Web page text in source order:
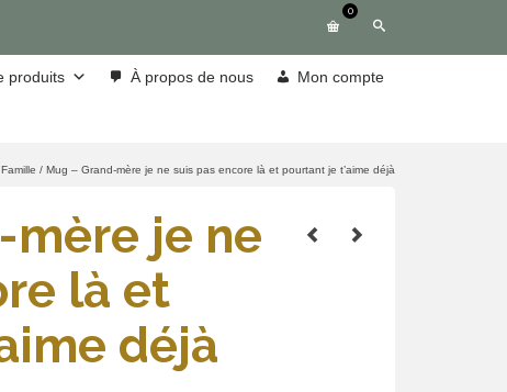
0
produits À propos de nous Mon compte
/ Mug – Grand-mère je ne suis pas encore là et pourtant je t’aime déjà
mère je ne
là et
déjà